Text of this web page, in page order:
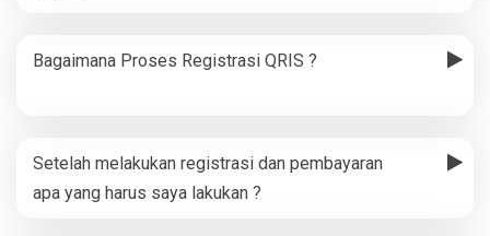
Bagaimana Proses Registrasi QRIS ?
Setelah melakukan registrasi dan pembayaran
apa yang harus saya lakukan ?